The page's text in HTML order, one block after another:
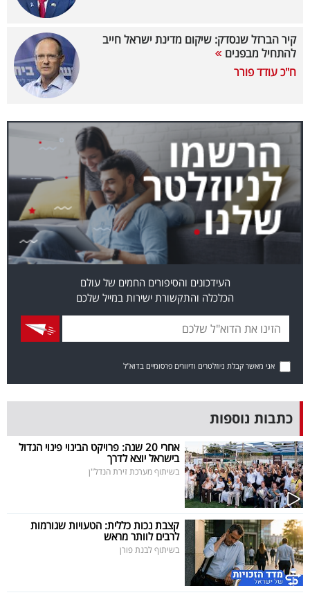
טלוויזיה
עסקי
קריירה
ולימודים
מינויים
רייטינג
רכב
ופנאי
תיירות
5
המילון
הכלכלי
פודקאסט
40
UNDER
40
קיר הברזל שנסדק: שיקום מדינת ישראל חייב
להתחיל מבפנים
ח"כ עודד פורר
העידכונים והסיפורים החמים של עולם
הכלכלה והתקשורת ישירות במייל שלכם
אני מאשר קבלת ניוזלטרים ודיוורים פרסומיים בדוא"ל
כתבות נוספות
אחרי 20 שנה: פרויקט הבינוי פינוי הגדול
בישראל יוצא לדרך
בשיתוף מערכת זירת הנדל"ן
קצבת נכות כללית: הטעויות שגורמות
לרבים לוותר מראש
בשיתוף לבנת פורן